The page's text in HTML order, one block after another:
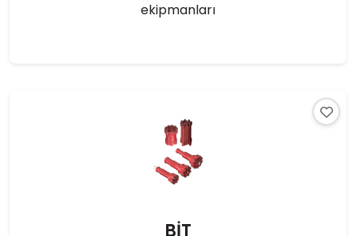
ekipmanları
BİT